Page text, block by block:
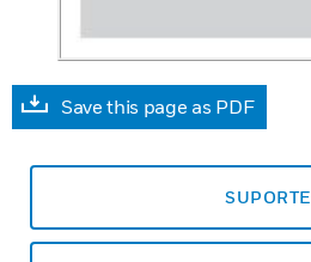
Save this page as PDF
SUPORTE